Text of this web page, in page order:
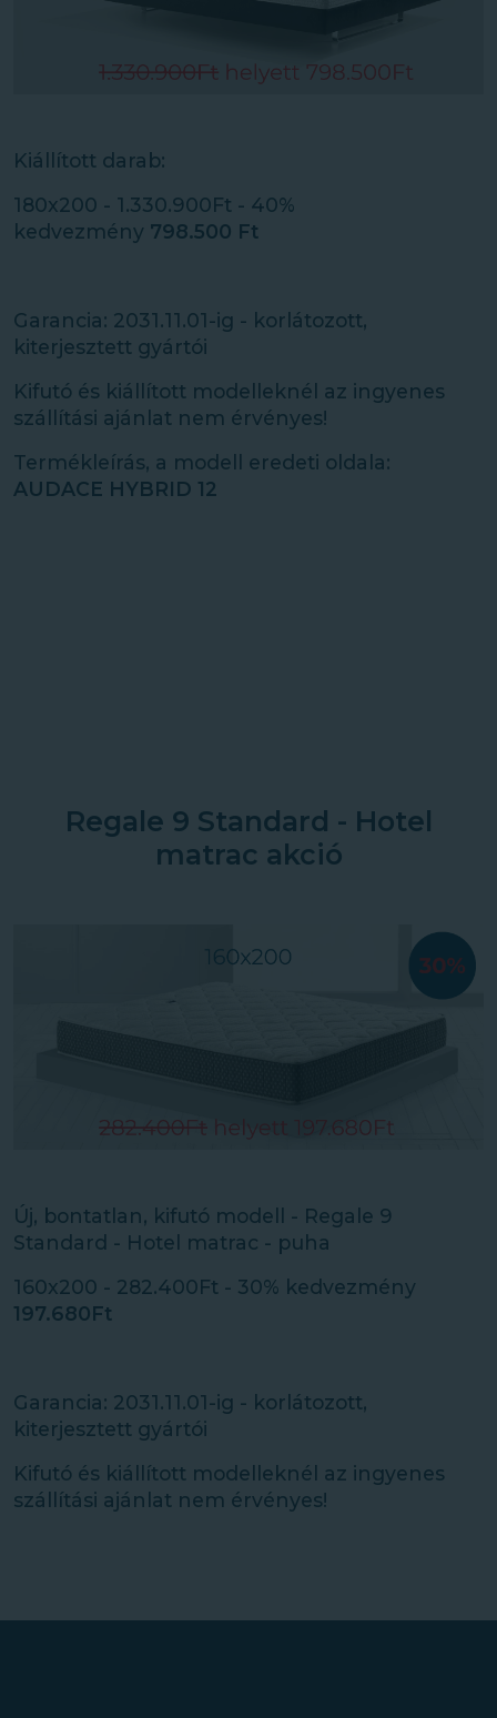
Kiállított darab:
180x200 - 1.330.900Ft - 40%
kedvezmény 798.500 Ft
Garancia: 2031.11.01-ig - korlátozott,
kiterjesztett gyártói
Kifutó és kiállított modelleknél az ingyenes
szállítási ajánlat nem érvényes!
Termékleírás, a modell eredeti oldala:
AUDACE HYBRID 12
Regale 9 Standard - Hotel
matrac akció
Új, bontatlan, kifutó modell - Regale 9
Standard - Hotel matrac - puha
160x200 - 282.400Ft - 30% kedvezmény
197.680Ft
Garancia: 2031.11.01-ig - korlátozott,
kiterjesztett gyártói
Kifutó és kiállított modelleknél az ingyenes
szállítási ajánlat nem érvényes!